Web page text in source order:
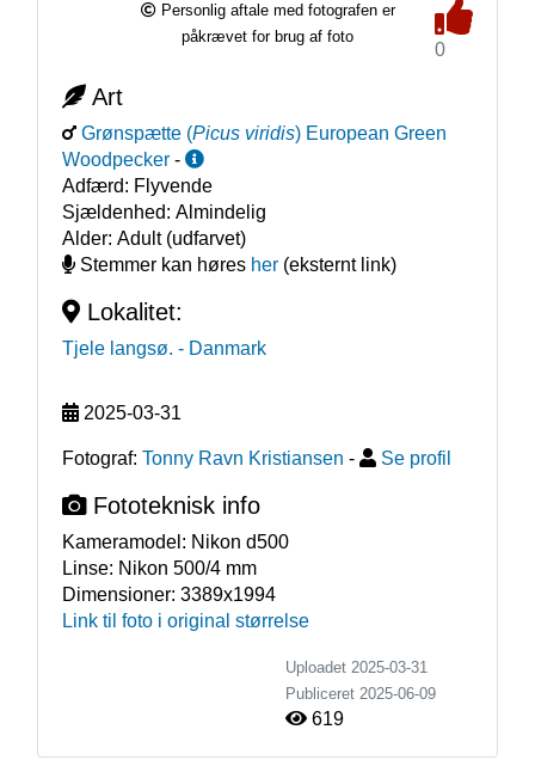
Personlig aftale med fotografen er
påkrævet for brug af foto
0
Art
Grønspætte (Picus viridis) European Green
Woodpecker -
Adfærd: Flyvende
Sjældenhed: Almindelig
Alder: Adult (udfarvet)
Stemmer kan høres her(eksternt link)
Lokalitet:
Tjele langsø. - Danmark
2025-03-31
Fotograf: Tonny Ravn Kristiansen - Se profil
Fototeknisk info
Kameramodel: Nikon d500
Linse: Nikon 500/4 mm
Dimensioner: 3389x1994
Link til foto i original størrelse
Uploadet 2025-03-31
Publiceret 2025-06-09
619